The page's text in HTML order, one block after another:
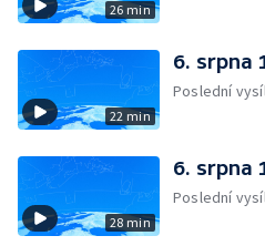
26 min
22 min
6. srpna
Poslední
28 min
6. srpna
Poslední